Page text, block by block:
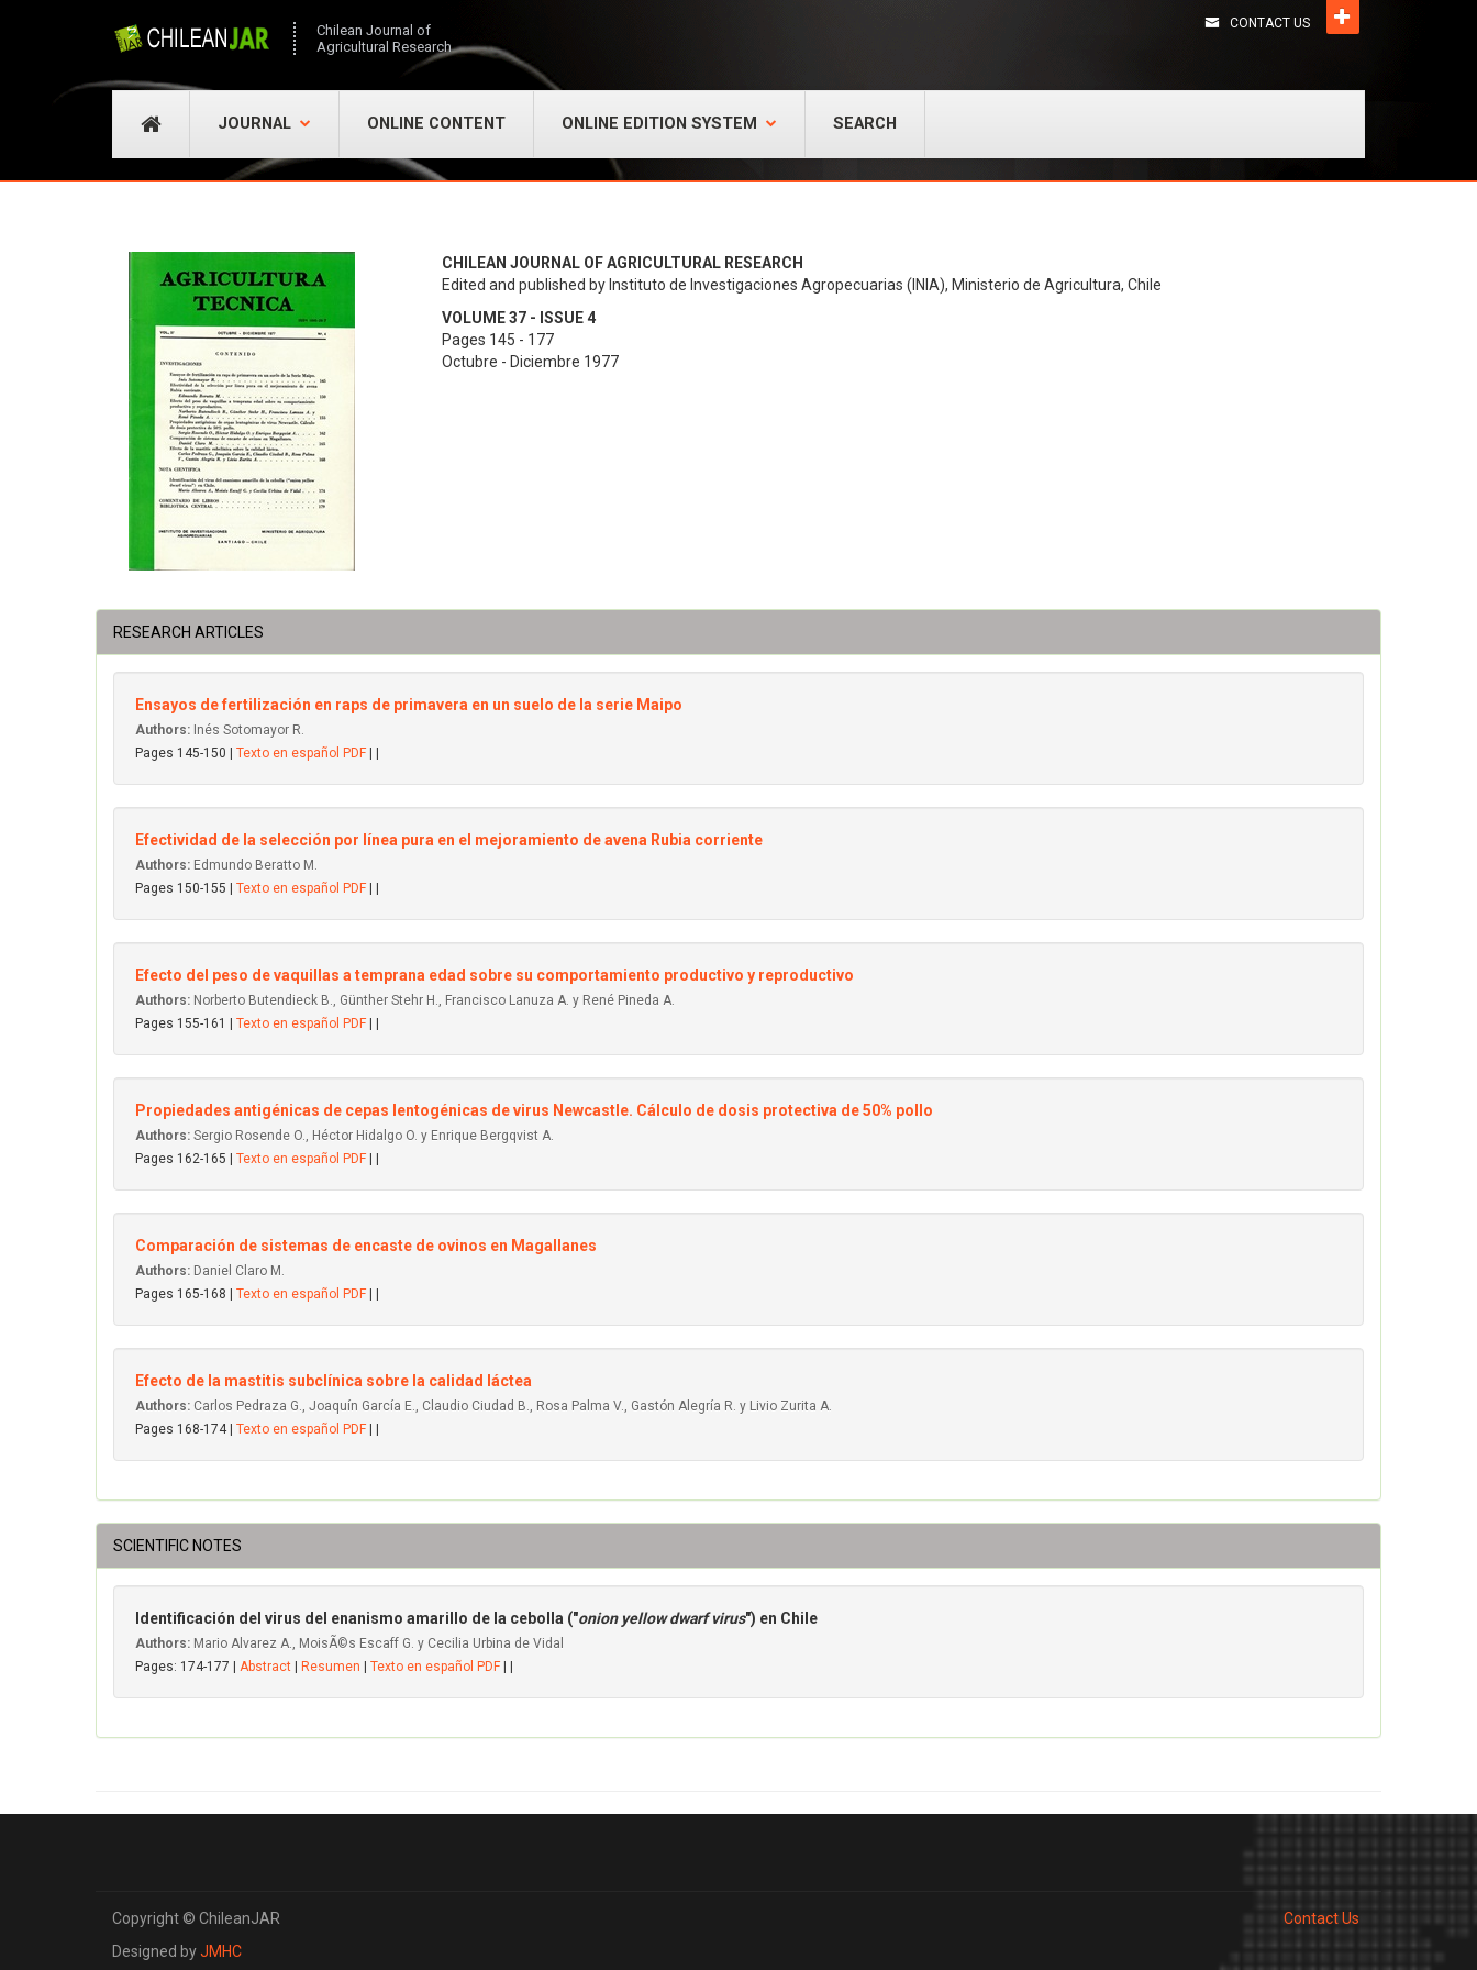
Chilean Journal of
Agricultural Research
CONTACT US
JOURNAL ONLINE CONTENT ONLINE EDITION SYSTEM SEARCH
CHILEAN JOURNAL OF AGRICULTURAL RESEARCH
Edited and published by Instituto de Investigaciones Agropecuarias (INIA), Ministerio de Agricultura, Chile
VOLUME 37 - ISSUE 4
Pages 145 - 177
Octubre - Diciembre 1977
RESEARCH ARTICLES
Ensayos de fertilización en raps de primavera en un suelo de la serie Maipo
Authors: Inés Sotomayor R.
Pages 145-150 | Texto en español PDF
Efectividad de la selección por línea pura en el mejoramiento de avena Rubia corriente
Authors: Edmundo Beratto M.
Pages 150-155 | Texto en español PDF
Efecto del peso de vaquillas a temprana edad sobre su comportamiento productivo y reproductivo
Authors: Norberto Butendieck B., Günther Stehr H., Francisco Lanuza A. y René Pineda A.
Pages 155-161 | Texto en español PDF
Propiedades antigénicas de cepas lentogénicas de virus Newcastle. Cálculo de dosis protectiva de 50% pollo
Authors: Sergio Rosende O., Héctor Hidalgo O. y Enrique Bergqvist A.
Pages 162-165 | Texto en español PDF
Comparación de sistemas de encaste de ovinos en Magallanes
Authors: Daniel Claro M.
Pages 165-168 | Texto en español PDF
Efecto de la mastitis subclínica sobre la calidad láctea
Authors: Carlos Pedraza G., Joaquín García E., Claudio Ciudad B., Rosa Palma V., Gastón Alegría R. y Livio Zurita A.
Pages 168-174 | Texto en español PDF
SCIENTIFIC NOTES
Identificación del virus del enanismo amarillo de la cebolla ("onion yellow dwarf virus") en Chile
Authors: Mario Alvarez A., MoisÃ©s Escaff G. y Cecilia Urbina de Vidal
Pages: 174-177 | Abstract Resumen Texto en español PDF
Copyright © ChileanJAR
Designed byJMHC
Contact Us